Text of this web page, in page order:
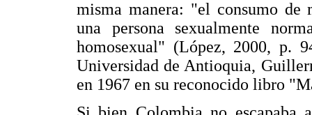
misma manera: "el consumo de
una persona sexualmente
homosexual" (López, 2000, p.
Universidad de Antioquia,
en 1967 en su reconocido libro